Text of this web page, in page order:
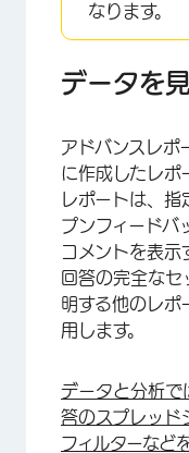
なります。
データを
アドバンスレポ
に作成したレポ
レポートは、
プンフィード
コメントを表示
回答の完全なセ
明する他のレポ
用します。
データと分析で
答のスプレッド
フィルターなど